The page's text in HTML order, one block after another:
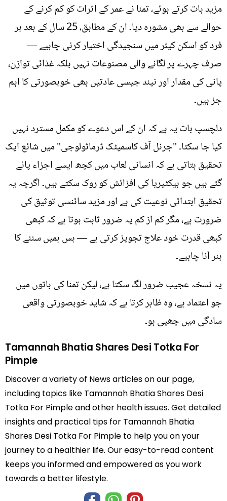
مزید بات کرتے ہوئے، تمنا نے عمر کے اثرات کو کم کرنے کے
حوالے سے بھی مشورہ دیا۔ ان کے مطابق، 25 سال کے بعد ہر
فرد کو اسکن کیئر میں سنجیدگی اختیار کرنی چاہیے —
صرف چہرے پر لگانے والی مصنوعات نہیں بلکہ غذائی توازن،
پانی کی مقدار اور نیند جیسی عادتیں بھی خوبصورتی کا اہم
جز ہیں۔
دلچسپ بات یہ ہے کہ ان کے اس دعوے کو مکمل مسترد نہیں
کیا جا سکتا۔ "جرنل آف کاسمیٹک ڈرماٹولوجی" میں شائع ایک
تحقیق بتاتی ہے کہ انسانی لعاب میں کچھ ایسے اجزاء پائے
گئے ہیں جو بیکٹیریا کی افزائش کو روک سکتے ہیں۔ اگرچہ یہ
تحقیق ابتدائی نوعیت کی ہے اور مزید سائنسی توثیق کی
ضرورت ہے، مگر کم از کم یہ ضرور ثابت ہوتا ہے کہ کبھی
کبھی قدرت خود علاج تجویز کرتی ہے — بس ہمیں سننے کا
ہنر آنا چاہیے۔
یہ نسخہ عجیب ضرور لگ سکتا ہے، لیکن تمنا کی باتوں میں
جو اعتماد ہے، وہ ظاہر کرتا ہے کہ شاید خوبصورتی واقعی
سادگی میں چھپی ہو۔
Tamannah Bhatia Shares Desi Totka For
Pimple
Discover a variety of News articles on our page,
including topics like Tamannah Bhatia Shares Desi
Totka For Pimple and other health issues. Get detailed
insights and practical tips for Tamannah Bhatia
Shares Desi Totka For Pimple to help you on your
journey to a healthier life. Our easy-to-read content
keeps you informed and empowered as you work
towards a better lifestyle.